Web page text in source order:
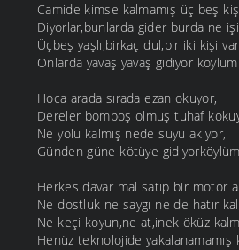
Camide kimse kalmamış üç beş
Diyorlar,bunlarda gider burda ne
Üçbeş yaşlı,birkaç dul,bir iki kişi
Onlarda yavaş yavaş gidiyor köylüm
Hoca arada sırada ezan okuyor,
Dereler bomboş olmuş tuhaf
Ne yolu kalmış nede suyu akıyor,
Günden güne kötüye gidiyorköylüm
Herkes davar mal satıp bir motor
Ne dostluk ne saygı ne de hatır
Ne keçi koyun,ne at,inek öküz
Henüz teknolojide yakalanamamış